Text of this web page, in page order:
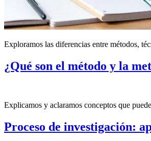
Exploramos las diferencias entre métodos,
¿Qué son el método y la
Explicamos y aclaramos conceptos que
Proceso de investigación: